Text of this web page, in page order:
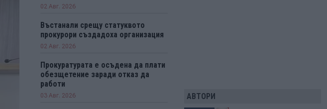
02 Авг. 2026
Въстанали срещу статуквото
прокурори създадоха организация
02 Авг. 2026
Прокуратурата е осъдена да плати
обезщетение заради отказ да
работи
03 Авг. 2026 АВТОРИ